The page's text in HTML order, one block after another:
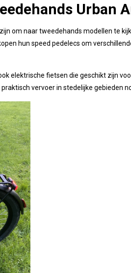
Urban
om naar tweedehands modellen te
hun speed pedelecs om
elektrische fietsen die geschikt zijn
vervoer in stedelijke gebieden